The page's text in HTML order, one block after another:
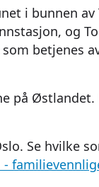
i bunnen
og
betjenes
på Østlandet.
Se hvilke